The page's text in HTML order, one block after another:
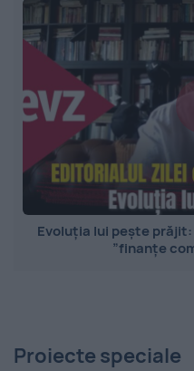
Evoluția lui pește
”finanțe
Proiecte speciale